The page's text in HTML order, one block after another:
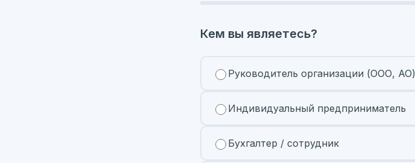
Кем вы являетесь?
Руководитель организации (ООО, АО)
Индивидуальный предприниматель
Бухгалтер / сотрудник